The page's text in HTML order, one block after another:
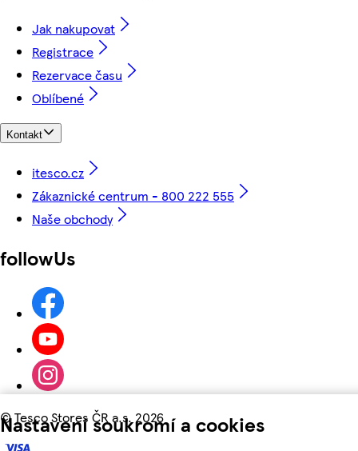
Nastavení soukromí a cookies
Jak nakupovat
Registrace
Rezervace času
Oblíbené
Kontakt
itesco.cz
Zákaznické centrum - 800 222 555
Naše obchody
followUs
©Tesco Stores ČR a.s. 2026